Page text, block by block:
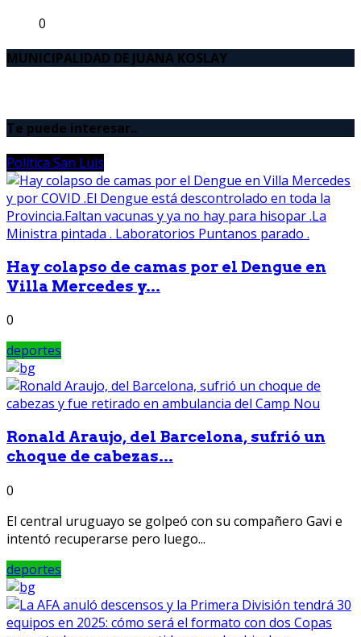
0
MUNICIPALIDAD DE JUANA KOSLAY
Te puede interesar..
Política San Luis
Hay colapso de camas por el Dengue en
Villa Mercedes y...
0
deportes
Ronald Araujo, del Barcelona, sufrió un
choque de cabezas...
0
El central uruguayo se golpeó con su compañero Gavi e
intentó recuperarse pero luego...
deportes